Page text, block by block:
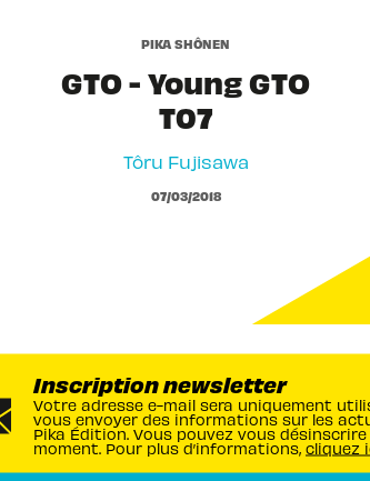
PIKA SHÔNEN
GTO - Young GTO
T07
Tôru Fujisawa
07/03/2018
Inscription newsletter
Votre adresse e-mail sera uniquement
vous envoyer des informations sur les
Pika Édition. Vous pouvez vous
moment. Pour plus d’informations, cliquez